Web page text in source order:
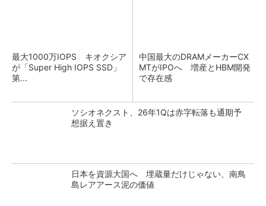
最大1000万IOPS キオクシア
が「Super High IOPS SSD」
第...
中国最大のDRAMメーカーCX
MTがIPOへ 増産とHBM開発
で存在感
ソシオネクスト、26年1Qは赤字転落も通期予
想据え置き
日本を資源大国へ 埋蔵量だけじゃない、南鳥
島レアアース泥の価値